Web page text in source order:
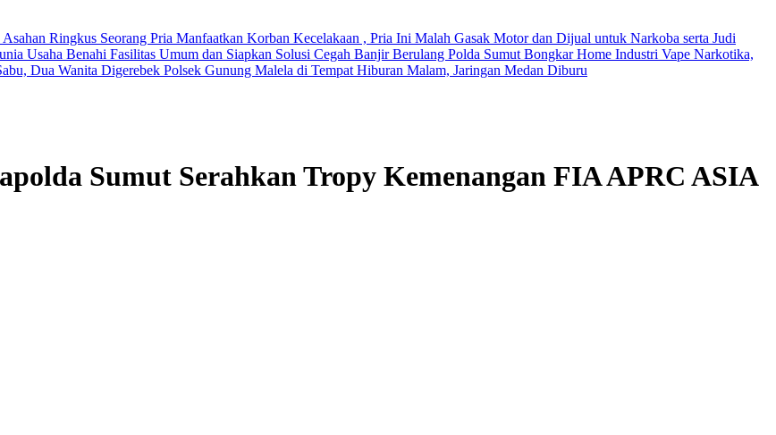
Ringkus Seorang Pria Manfaatkan Korban Kecelakaan , Pria Ini Malah Gasak Motor dan Dijual untuk Narkoba serta Judi
Usaha Benahi Fasilitas Umum dan Siapkan Solusi Cegah Banjir Berulang Polda Sumut Bongkar Home Industri Vape Narkotika,
Dua Wanita Digerebek Polsek Gunung Malela di Tempat Hiburan Malam, Jaringan Medan Diburu
Sumut Serahkan Tropy Kemenangan FIA APRC ASIA